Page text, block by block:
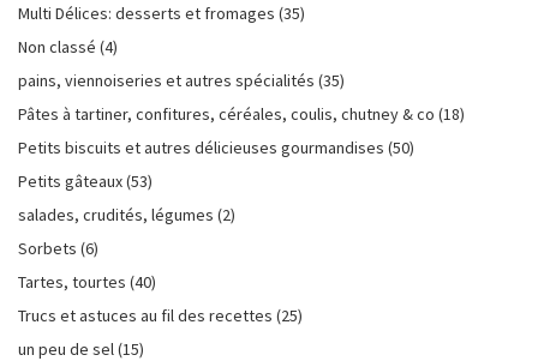
Multi Délices: desserts et fromages (35)
Non classé (4)
pains, viennoiseries et autres spécialités (35)
Pâtes à tartiner, confitures, céréales, coulis, chutney & co (18)
Petits biscuits et autres délicieuses gourmandises (50)
Petits gâteaux(53)
salades, crudités, légumes (2)
Sorbets (6)
Tartes, tourtes (40)
Trucs et astuces au fil des recettes (25)
un peu de sel(15)